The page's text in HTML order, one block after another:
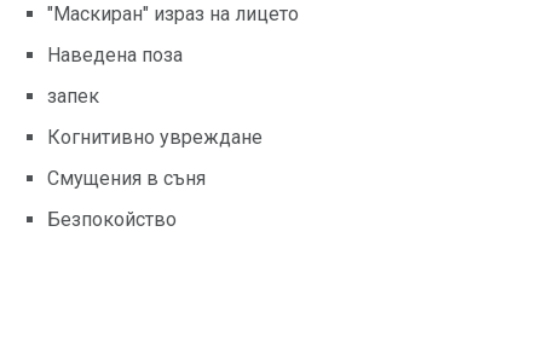
"Маскиран" израз на лицето
Наведена поза
запек
Когнитивно увреждане
Смущения в съня
Безпокойство